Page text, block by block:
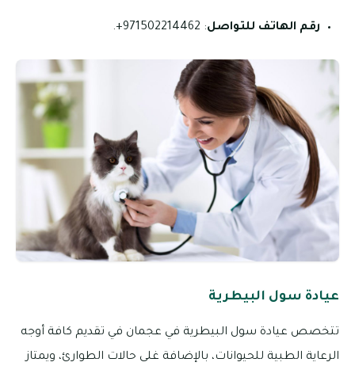
رقم الهاتف للتواصل: 971502214462+.
عيادة سول البيطرية
تتخصص عيادة سول البيطرية في عجمان في تقديم كافة أوجه
الرعاية الطبية للحيوانات، بالإضافة غلى حالات الطوارئ، ويمتاز